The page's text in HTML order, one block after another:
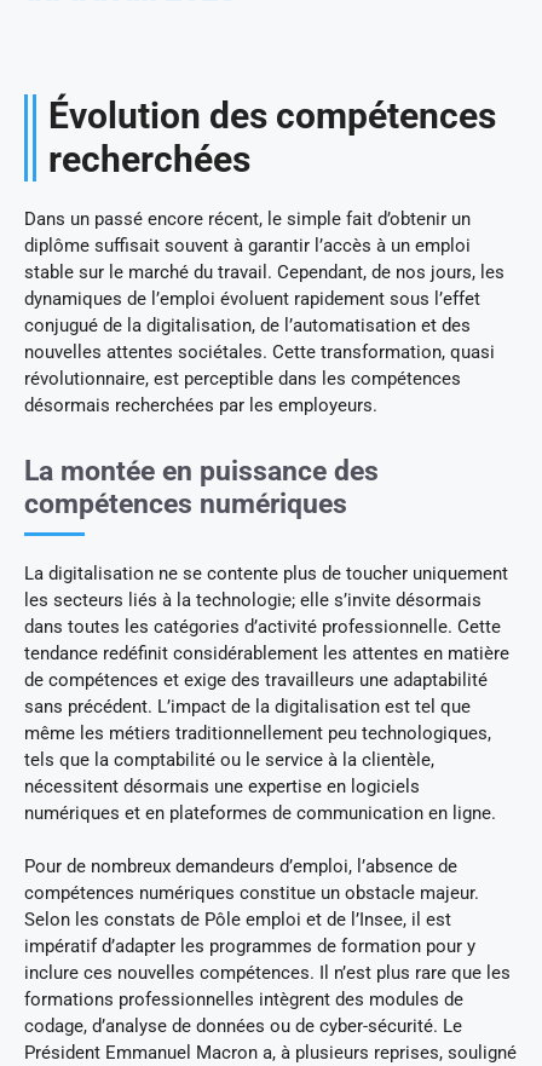
Évolution des compétences
recherchées
Dans un passé encore récent, le simple fait d’obtenir un
diplôme suffisait souvent à garantir l’accès à un emploi
stable sur le marché du travail. Cependant, de nos jours, les
dynamiques de l’emploi évoluent rapidement sous l’effet
conjugué de la digitalisation, de l’automatisation et des
nouvelles attentes sociétales. Cette transformation, quasi
révolutionnaire, est perceptible dans les compétences
désormais recherchées par les employeurs.
La montée en puissance des
compétences numériques
La digitalisation ne se contente plus de toucher uniquement
les secteurs liés à la technologie; elle s’invite désormais
dans toutes les catégories d’activité professionnelle. Cette
tendance redéfinit considérablement les attentes en matière
de compétences et exige des travailleurs une adaptabilité
sans précédent. L’impact de la digitalisation est tel que
même les métiers traditionnellement peu technologiques,
tels que la comptabilité ou le service à la clientèle,
nécessitent désormais une expertise en logiciels
numériques et en plateformes de communication en ligne.
Pour de nombreux demandeurs d’emploi, l’absence de
compétences numériques constitue un obstacle majeur.
Selon les constats de Pôle emploi et de l’Insee, il est
impératif d’adapter les programmes de formation pour y
inclure ces nouvelles compétences. Il n’est plus rare que les
formations professionnelles intègrent des modules de
codage, d’analyse de données ou de cyber-sécurité. Le
Président Emmanuel Macron a, à plusieurs reprises, souligné